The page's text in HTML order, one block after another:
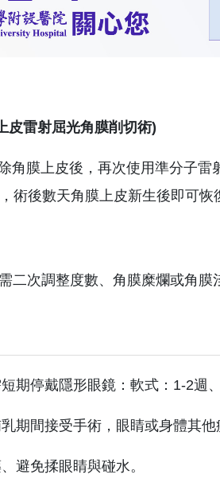
皮雷射屈光角膜削切術)
膜上皮後，再次使用準分子雷
術後數天角膜上皮新生後即可恢
二次調整度數、角膜糜爛或角膜
期停戴隱形眼鏡：軟式：1-2週
期間接受手術，眼睛或身體其他
避免揉眼睛與碰水。